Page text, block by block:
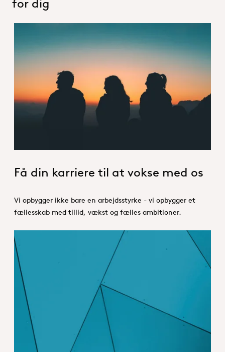
for dig
Three people watching a sunset
Få din karriere til at vokse med os
Vi opbygger ikke bare en arbejdsstyrke - vi opbygger et
fællesskab med tillid, vækst og fælles ambitioner.
Contact us_Hero